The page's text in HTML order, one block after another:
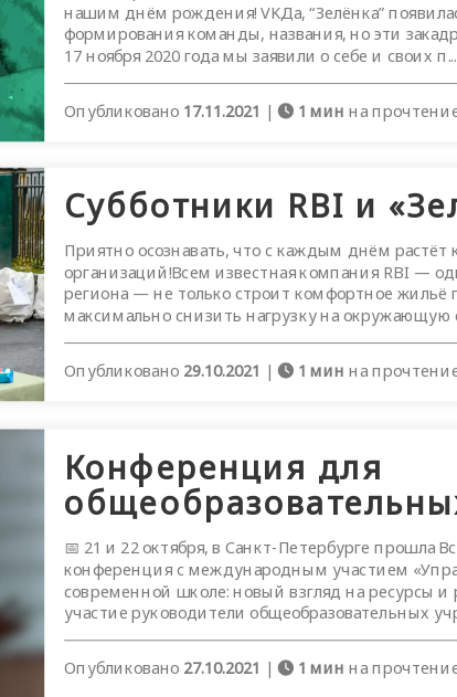
нашим днём рождения! VKДа, “Зелёнка”
формирования команды, названия, но эти
17 ноября 2020 года мы заявили о себе и своих п...
Опубликовано 17.11.2021 | 1 мин на
Субботники RBI и
Приятно осознавать, что с каждым днём
организаций!Всем известная компания RBI —
региона — не только строит комфортное жильё
максимально снизить нагрузку на
Опубликовано 29.10.2021 | 1 мин на
Конференция для
📅 21 и 22 октября, в Санкт-Петербурге прошла
конференция с международным участием
современной школе: новый взгляд на ресурсы
участие руководители общеобразовательных
Опубликовано 27.10.2021 | 1 мин на